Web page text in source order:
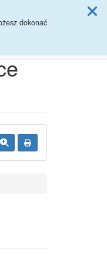
dokonać